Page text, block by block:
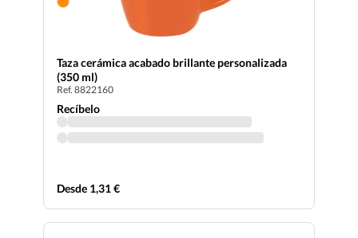
Taza cerámica acabado brillante personalizada
(350 ml)
Ref. 8822160
Recíbelo
Desde 1,31 €